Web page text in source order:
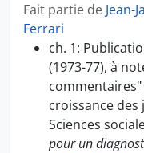
Fait partie de Jean-
Ferrari
ch. 1:
(1973-77), à
croissance
Sciences
pour un